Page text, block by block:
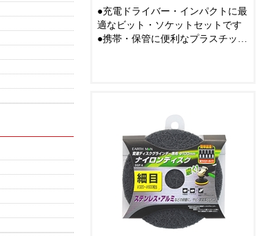
●充電ドライバー・インパクトに最
適なビット・ソケットセットです
●携帯・保管に便利なプラスチック
●六角軸鉄工ドリルで、木ネジの下
穴あけ、樹脂・薄軟鉄板への穴あ
けが可能です
●ドライバービットで、木ネジ等の
締め付けが可能です
●ソケットで、ボルト・ナットの締
め付けが可能です